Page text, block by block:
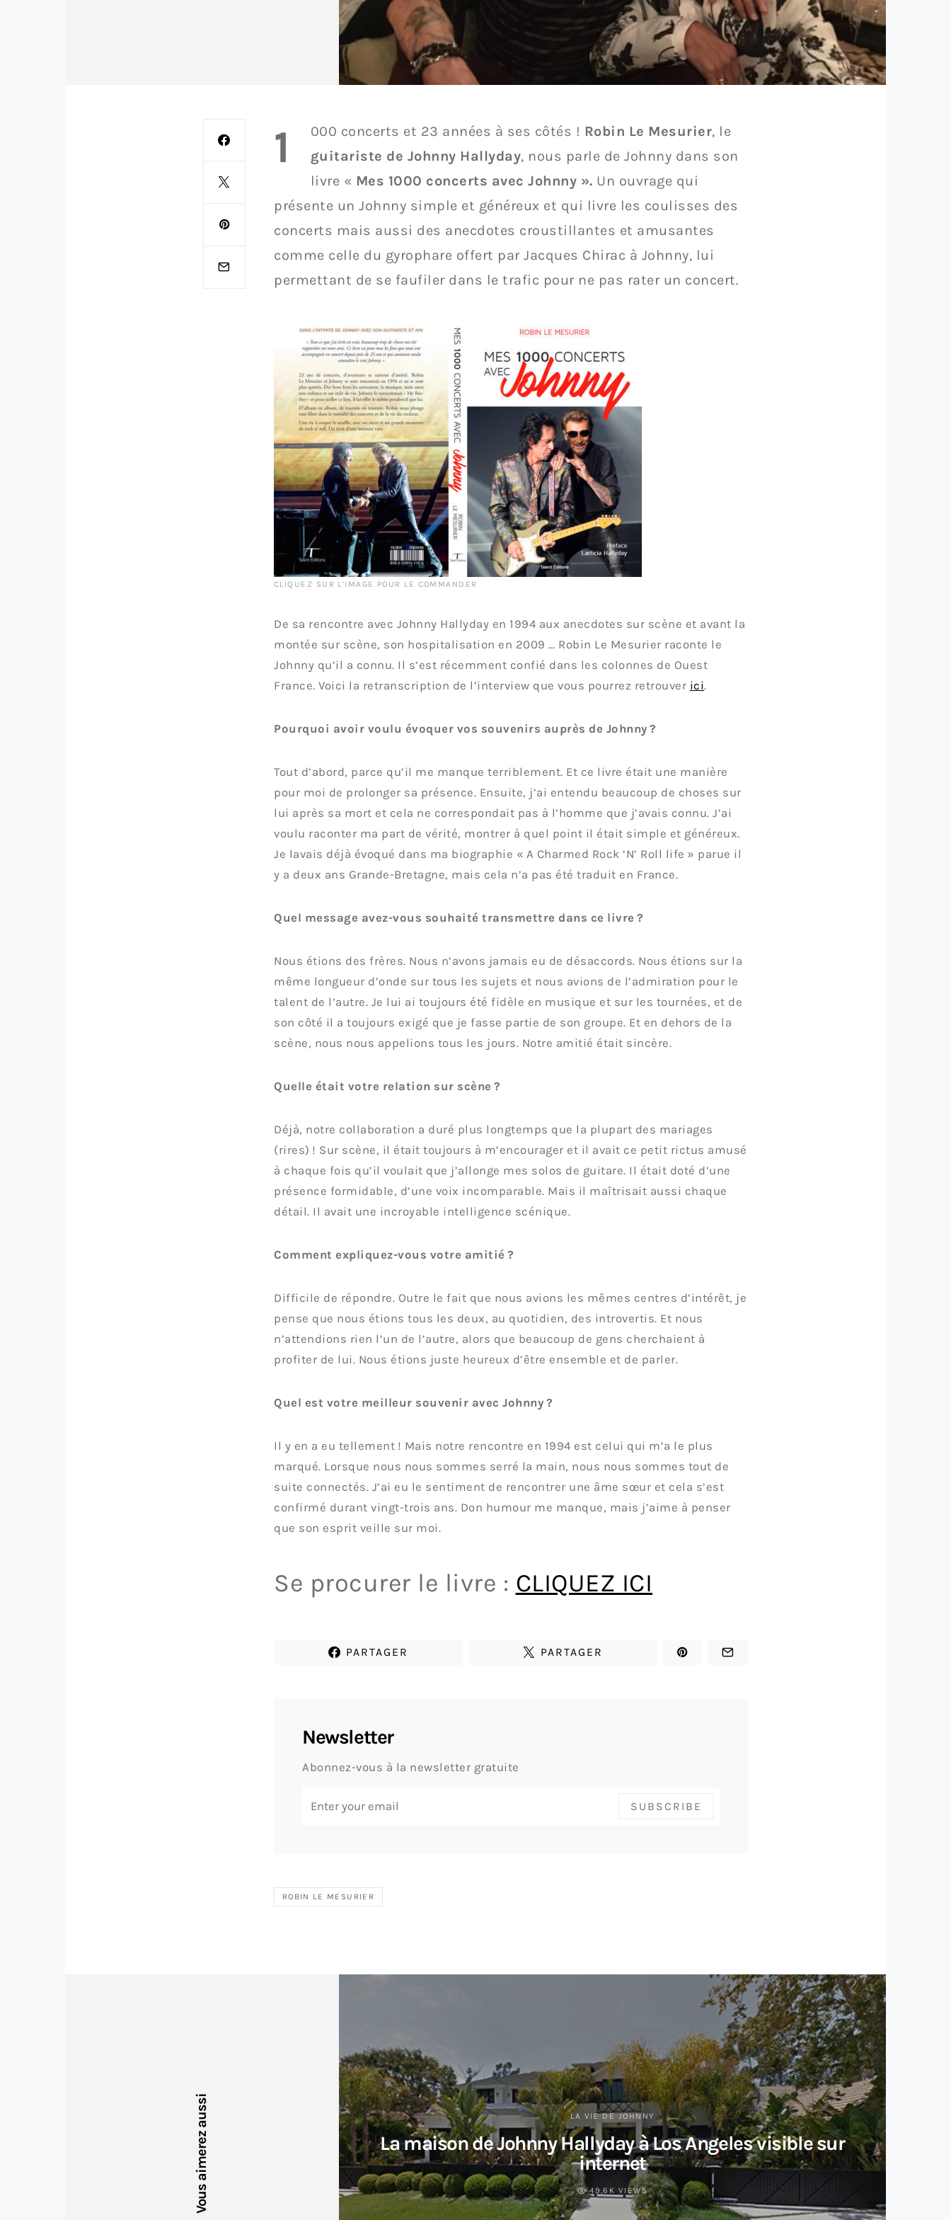
1 000 concerts et 23 années à ses côtés ! Robin Le Mesurier, le
guitariste de Johnny Hallyday, nous parle de Johnny dans son
livre « Mes 1000 concerts avec Johnny ». Un ouvrage qui
présente un Johnny simple et généreux et qui livre les coulisses des
concerts mais aussi des anecdotes croustillantes et amusantes
comme celle du gyrophare offert par Jacques Chirac à Johnny, lui
permettant de se faufiler dans le trafic pour ne pas rater un concert.
CLIQUEZ SUR L’IMAGE POUR LE COMMANDER
De sa rencontre avec Johnny Hallyday en 1994 aux anecdotes sur scène et avant la
montée sur scène, son hospitalisation en 2009 … Robin Le Mesurier raconte le
Johnny qu’il a connu. Il s’est récemment confié dans les colonnes de Ouest
France. Voici la retranscription de l’interview que vous pourrez retrouver ici.
Pourquoi avoir voulu évoquer vos souvenirs auprès de Johnny ?
Tout d’abord, parce qu’il me manque terriblement. Et ce livre était une manière
pour moi de prolonger sa présence. Ensuite, j’ai entendu beaucoup de choses sur
lui après sa mort et cela ne correspondait pas à l’homme que j’avais connu. J’ai
voulu raconter ma part de vérité, montrer à quel point il était simple et généreux.
Je lavais déjà évoqué dans ma biographie « A Charmed Rock ‘N’ Roll life » parue il
y a deux ans Grande-Bretagne, mais cela n’a pas été traduit en France.
Quel message avez-vous souhaité transmettre dans ce livre ?
Nous étions des frères. Nous n’avons jamais eu de désaccords. Nous étions sur la
même longueur d’onde sur tous les sujets et nous avions de l’admiration pour le
talent de l’autre. Je lui ai toujours été fidèle en musique et sur les tournées, et de
son côté il a toujours exigé que je fasse partie de son groupe. Et en dehors de la
scène, nous nous appelions tous les jours. Notre amitié était sincère.
Quelle était votre relation sur scène ?
Déjà, notre collaboration a duré plus longtemps que la plupart des mariages
(rires) ! Sur scène, il était toujours à m’encourager et il avait ce petit rictus amusé
à chaque fois qu’il voulait que j’allonge mes solos de guitare. Il était doté d’une
présence formidable, d’une voix incomparable. Mais il maîtrisait aussi chaque
détail. Il avait une incroyable intelligence scénique.
Comment expliquez-vous votre amitié ?
Difficile de répondre. Outre le fait que nous avions les mêmes centres d’intérêt, je
pense que nous étions tous les deux, au quotidien, des introvertis. Et nous
n’attendions rien l’un de l’autre, alors que beaucoup de gens cherchaient à
profiter de lui. Nous étions juste heureux d’être ensemble et de parler.
Quel est votre meilleur souvenir avec Johnny ?
Il y en a eu tellement ! Mais notre rencontre en 1994 est celui qui m’a le plus
marqué. Lorsque nous nous sommes serré la main, nous nous sommes tout de
suite connectés. J’ai eu le sentiment de rencontrer une âme sœur et cela s’est
confirmé durant vingt-trois ans. Don humour me manque, mais j’aime à penser
que son esprit veille sur moi.
Se procurer le livre : CLIQUEZ ICI
PARTAGER PARTAGER
Newsletter
Abonnez-vous à la newsletter gratuite
SUBSCRIBE
ROBIN LE MESURIER
Vous aimerez aussi LA VIE DE JOHNNY
La maison de Johnny Hallyday à Los Angeles visible sur
internet
49,6K VIEWS